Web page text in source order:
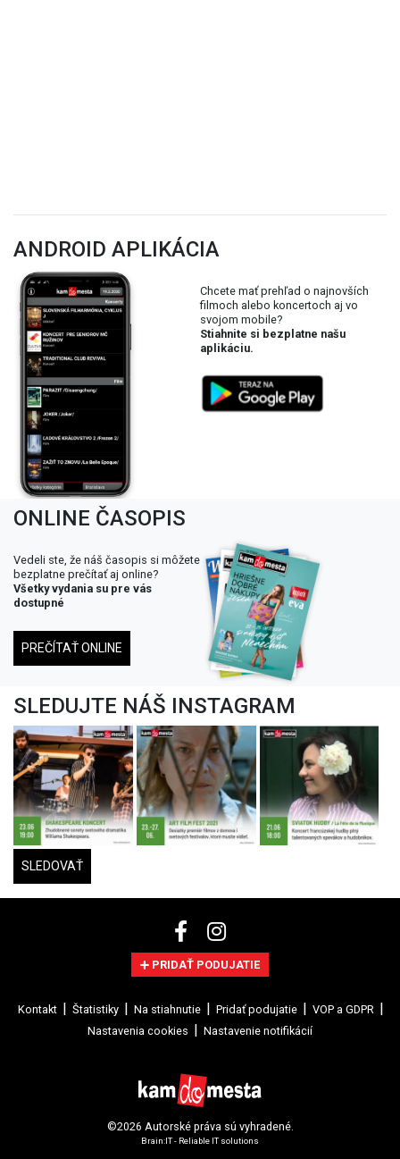
ANDROID APLIKÁCIA
Chcete mať prehľad o najnovších
filmoch alebo koncertoch aj vo
svojom mobile?
Stiahnite si bezplatne našu
aplikáciu.
ONLINE ČASOPIS
Vedeli ste, že náš časopis si môžete
bezplatne prečítať aj online?
Všetky vydania su pre vás
dostupné
PREČÍTAŤ ONLINE
SLEDUJTE NÁŠ INSTAGRAM
SLEDOVAŤ
PRIDAŤ PODUJATIE
Kontakt Štatistiky Na stiahnutie Pridať podujatie
VOP a GDPR
Nastavenia cookies
Nastavenie notifikácií
©2026 Autorské práva sú vyhradené.
Brain:IT - Reliable IT solutions